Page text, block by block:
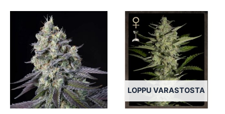
muunnelma.
tehdä
valinnat
LOPPU VARASTOSTA